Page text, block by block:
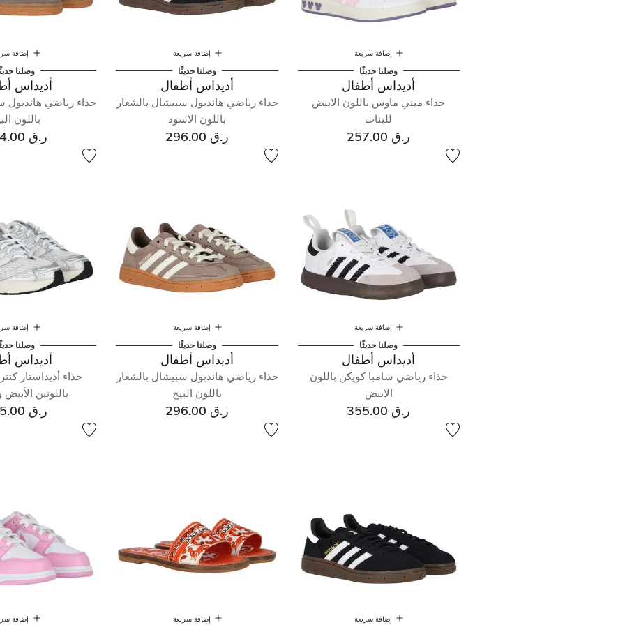
إضافة سريعة
وصلنا حديثًا
أديداس أطفال
حذاء ميني ماوس باللون الابيض
للبنات
ر.ق 257.00
إضافة سريعة
وصلنا حديثًا
أديداس أطفال
حذاء رياضي هاندبول سبيشال بالشعار
باللون الاسود
ر.ق 296.00
إضافة
وصلنا
أديداس
حذاء رياضي هاندبول
باللون
ر.ق 454.00
إضافة سريعة
وصلنا حديثًا
أديداس أطفال
حذاء رياضي سامبا كويكن باللون
الابيض
ر.ق 355.00
إضافة سريعة
وصلنا حديثًا
أديداس أطفال
حذاء رياضي هاندبول سبيشال بالشعار
باللون البيج
ر.ق 296.00
إضافة
وصلنا
أديداس
حذاء أديداستار
باللونين
ر.ق 325.00
إضافة سريعة إضافة سريعة إضافة